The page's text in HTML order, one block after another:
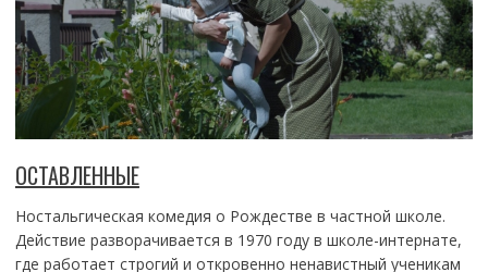
ОСТАВЛЕННЫЕ
Ностальгическая комедия о Рождестве в частной школе.
Действие разворачивается в 1970 году в школе-интернате,
где работает строгий и откровенно ненавистный ученикам